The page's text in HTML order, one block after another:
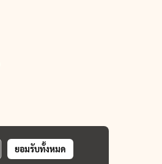
ยอมรับทั้งหมด